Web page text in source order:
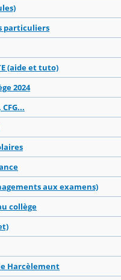
particuliers
(aide et tuto)
2024
aux examens)
collège
Harcèlement